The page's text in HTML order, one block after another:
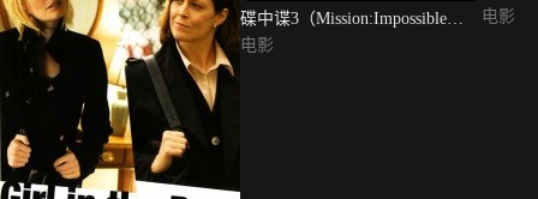
碟中谍3（Mission:Impossible
III）
电影
电影